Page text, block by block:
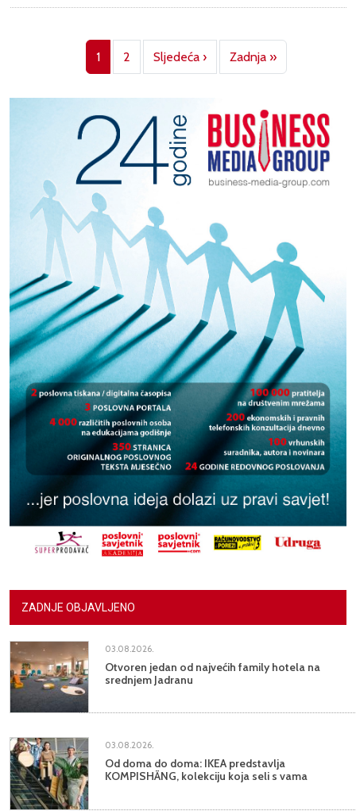
1 2 Sljedeća ›Next page
Zadnja »Last page
ZADNJE OBJAVLJENO
03.08.2026.
Otvoren jedan od najvećih family hotela na
srednjem Jadranu
03.08.2026.
Od doma do doma: IKEA predstavlja
KOMPISHÄNG, kolekciju koja seli s vama